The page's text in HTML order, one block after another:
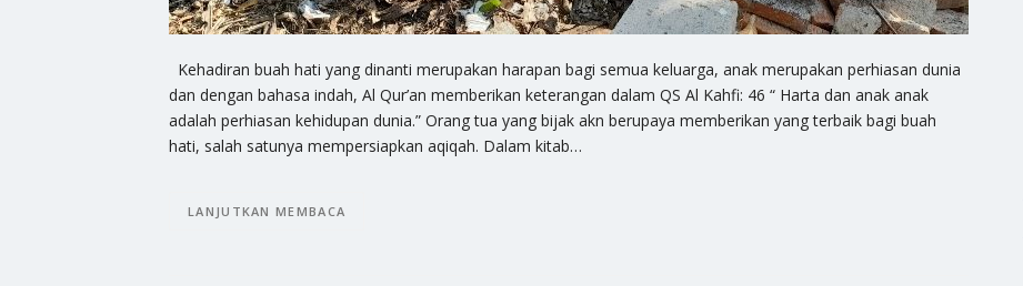
Kehadiran buah hati yang dinanti merupakan harapan bagi semua keluarga, anak merupakan perhiasan dunia
dan dengan bahasa indah, Al Qur’an memberikan keterangan dalam QS Al Kahfi: 46 “ Harta dan anak anak
adalah perhiasan kehidupan dunia.” Orang tua yang bijak akn berupaya memberikan yang terbaik bagi buah
hati, salah satunya mempersiapkan aqiqah. Dalam kitab…
LANJUTKAN MEMBACA